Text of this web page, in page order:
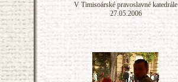
V Timisoárské pravoslavné katedrále
27.05.2006